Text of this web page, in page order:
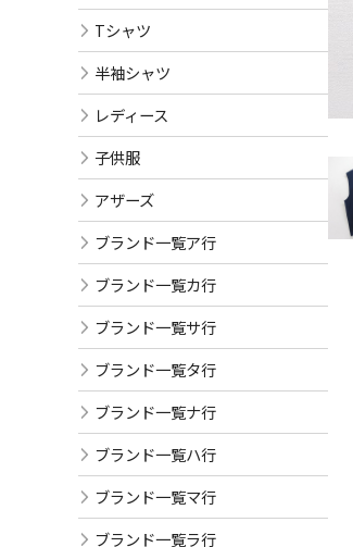
Tシャツ
半袖シャツ
レディース
子供服
アザーズ
ブランド一覧ア行
ブランド一覧カ行
ブランド一覧サ行
ブランド一覧タ行
ブランド一覧ナ行
ブランド一覧ハ行
ブランド一覧マ行
ブランド一覧ラ行